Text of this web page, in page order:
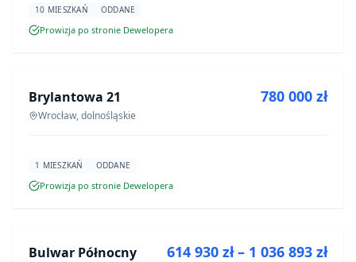
10 MIESZKAŃ ODDANE
Prowizja po stronie Dewelopera
INWESTYCJA
Brylantowa 21
Wrocław, dolnośląskie
780 000 zł
1 MIESZKAŃ ODDANE
Prowizja po stronie Dewelopera
INWESTYCJA
Bulwar Północny 614 930 zł – 1 036 893 zł